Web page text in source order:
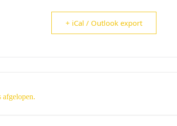
+ iCal / Outlook export
afgelopen.